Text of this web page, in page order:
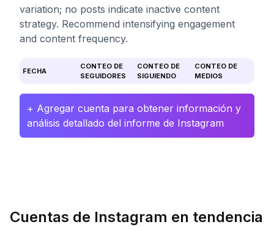
variation; no posts indicate inactive content
strategy. Recommend intensifying engagement
and content frequency.
FECHA
CONTEO DE
SEGUIDORES
CONTEO DE
SIGUIENDO
CONTEO DE
MEDIOS
+ Agregar cuenta para obtener información y
análisis detallado del informe de Instagram
Cuentas de Instagram en tendencia